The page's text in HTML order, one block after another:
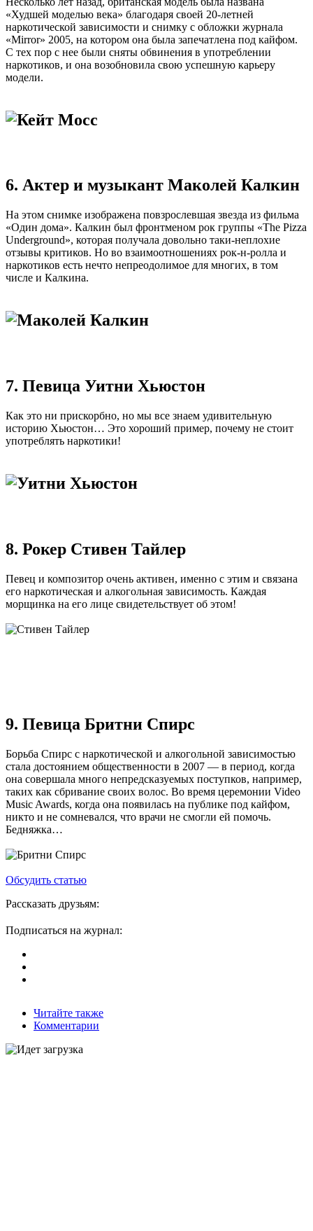
«Худшей моделью века» благодаря своей 20-летней
наркотической зависимости и снимку с обложки журнала
«Mirror» 2005, на котором она была запечатлена под кайфом.
С тех пор с нее были сняты обвинения в употреблении
наркотиков, и она возобновила свою успешную карьеру
модели.
6. Актер и музыкант Маколей Калкин
На этом снимке изображена повзрослевшая звезда из фильма
«Один дома». Калкин был фронтменом рок группы «The Pizza
Underground», которая получала довольно таки-неплохие
отзывы критиков. Но во взаимоотношениях рок-н-ролла и
наркотиков есть нечто непреодолимое для многих, в том
числе и Калкина.
7. Певица Уитни Хьюстон
Как это ни прискорбно, но мы все знаем удивительную
историю Хьюстон… Это хороший пример, почему не стоит
употреблять наркотики!
8. Рокер Стивен Тайлер
Певец и композитор очень активен, именно с этим и связана
его наркотическая и алкогольная зависимость. Каждая
морщинка на его лице свидетельствует об этом!
9. Певица Бритни Спирс
Борьба Спирс с наркотической и алкогольной зависимостью
стала достоянием общественности в 2007 — в период, когда
она совершала много непредсказуемых поступков, например,
таких как сбривание своих волос. Во время церемонии Video
Music Awards, когда она появилась на публике под кайфом,
никто и не сомневался, что врачи не смогли ей помочь.
Бедняжка…
Обсудить статью
Рассказать друзьям:
Подписаться на журнал:
Читайте также
Комментарии